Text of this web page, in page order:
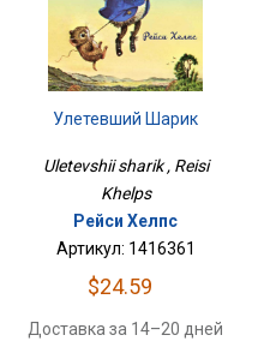
Улетевший Шарик
Uletevshii sharik , Reisi
Khelps
Рейси Хелпс
Артикул: 1416361
$24.59
Доставка за 14–20 дней